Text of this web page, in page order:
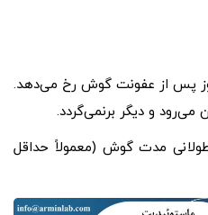
پس از عفونت گوش رخ می‌دهد.
و دیگر برنمی‌گردد.
مدت گوش (معمولاً حداقل